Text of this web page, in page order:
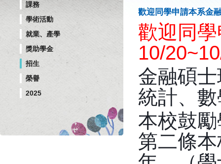
課務
學術活動
就業、產學
獎助學金
招生
榮譽
2025
歡迎同學申請本系金
歡迎同
10/
金融碩
統計、
本校鼓
第二條